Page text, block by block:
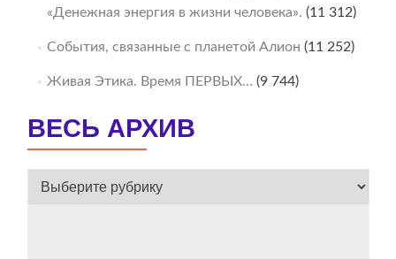
«Денежная энергия в жизни человека». (11 312)
События, связанные с планетой Алион (11 252)
Живая Этика. Время ПЕРВЫХ… (9 744)
ВЕСЬ АРХИВ
ВЕСЬ